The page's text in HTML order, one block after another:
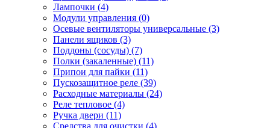
Лампочки (4)
Модули управления (0)
Осевые вентиляторы универсальные (3)
Панели ящиков (3)
Поддоны (сосуды) (7)
Полки (закаленные) (11)
Припои для пайки (11)
Пускозащитное реле (39)
Расходные материалы (24)
Реле тепловое (4)
Ручка двери (11)
Средства для очистки (4)